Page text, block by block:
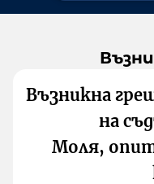
Възникна
на
Моля,